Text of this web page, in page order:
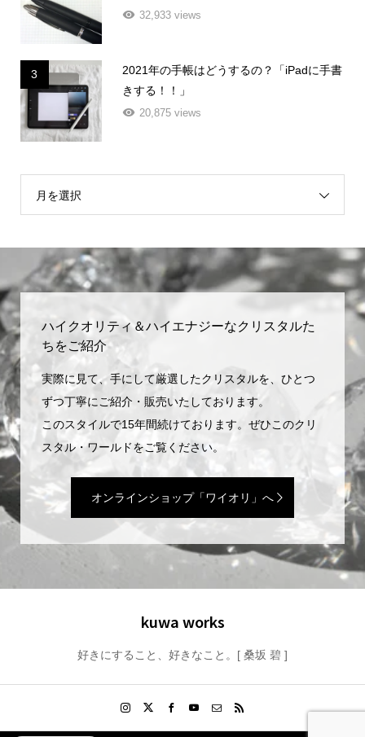
32,933 views
3
2021年の手帳はどうするの？「iPadに手書
きする！！」
20,875 views
月を選択
ハイクオリティ＆ハイエナジーなクリスタルた
ちをご紹介
実際に見て、手にして厳選したクリスタルを、ひとつ
ずつ丁寧にご紹介・販売いたしております。
このスタイルで15年間続けております。ぜひこのクリ
スタル・ワールドをご覧ください。
オンラインショップ「ワイオリ」へ
kuwa works
好きにすること、好きなこと。[ 桑坂 碧 ]